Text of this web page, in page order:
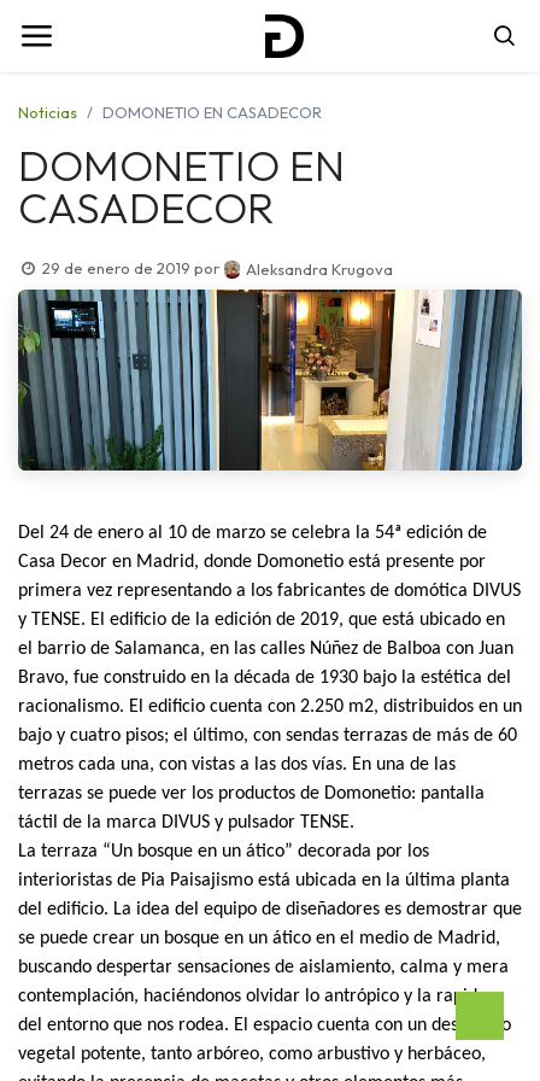
Noticias DOMONETIO EN CASADECOR
DOMONETIO EN
CASADECOR
29 de enero de 2019 por Aleksandra Krugova
Del 24 de enero al 10 de marzo se celebra la 54ª edición de
Casa Decor en Madrid, donde Domonetio está presente por
primera vez representando a los fabricantes de domótica DIVUS
y TENSE. El edificio de la edición de 2019, que está ubicado en
el barrio de Salamanca, en las calles Núñez de Balboa con Juan
Bravo, fue construido en la década de 1930 bajo la estética del
racionalismo. El edificio cuenta con 2.250 m2, distribuidos en un
bajo y cuatro pisos; el último, con sendas terrazas de más de 60
metros cada una, con vistas a las dos vías. En una de las
terrazas se puede ver los productos de Domonetio: pantalla
táctil de la marca DIVUS y pulsador TENSE.
La terraza “Un bosque en un ático” decorada por los
interioristas de Pia Paisajismo está ubicada en la última planta
del edificio. La idea del equipo de diseñadores es demostrar que
se puede crear un bosque en un ático en el medio de Madrid,
buscando despertar sensaciones de aislamiento, calma y mera
contemplación, haciéndonos olvidar lo antrópico y la rapidez
del entorno que nos rodea. El espacio cuenta con un desarrollo
vegetal potente, tanto arbóreo, como arbustivo y herbáceo,